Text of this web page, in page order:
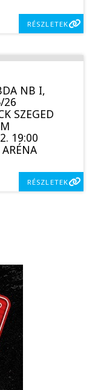
RÉSZLETEK
NB I,
26
SZEGED
19:00
RÉSZLETEK